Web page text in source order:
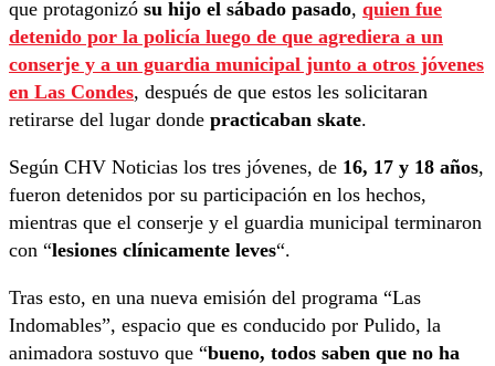
que protagonizó su hijo el sábado pasado, quien fue
detenido por la policía luego de que agrediera a un
conserje y a un guardia municipal junto a otros jóvenes
en Las Condes, después de que estos les solicitaran
retirarse del lugar donde practicaban skate.
Según CHV Noticias los tres jóvenes, de 16, 17 y 18 años,
fueron detenidos por su participación en los hechos,
mientras que el conserje y el guardia municipal terminaron
con “lesiones clínicamente leves“.
Tras esto, en una nueva emisión del programa “Las
Indomables”, espacio que es conducido por Pulido, la
animadora sostuvo que “bueno, todos saben que no ha